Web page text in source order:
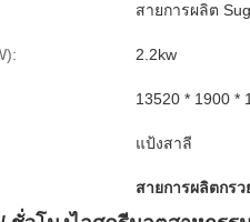
สายการผลิต
2.2kw
13520 * 1900 *
แป้งสาลี
สายการผลิตกร